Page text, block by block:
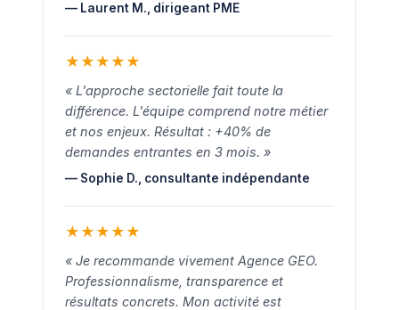
— Laurent M., dirigeant PME
★ ★ ★ ★ ★
« L'approche sectorielle fait toute la
différence. L'équipe comprend notre métier
et nos enjeux. Résultat : +40% de
demandes entrantes en 3 mois. »
— Sophie D., consultante indépendante
★ ★ ★ ★ ★
« Je recommande vivement Agence GEO.
Professionnalisme, transparence et
résultats concrets. Mon activité est